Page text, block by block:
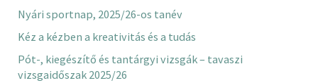
Nyári sportnap, 2025/26-os tanév
Kéz a kézben a kreativitás és a tudás
Pót-, kiegészítő és tantárgyi vizsgák – tavaszi
vizsgaidőszak 2025/26